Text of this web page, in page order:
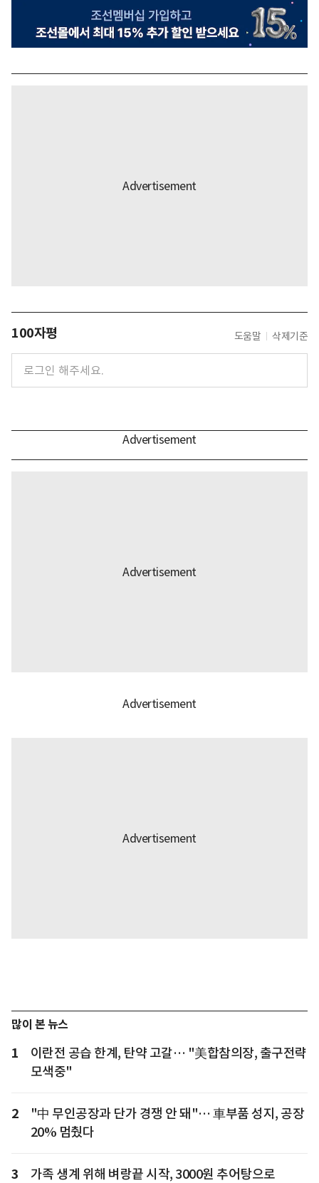
100자평 도움말 삭제기준
많이 본 뉴스
1
이란전 공습 한계, 탄약 고갈… "美합참의장, 출구전략
모색중"
2
"中 무인공장과 단가 경쟁 안 돼"… 車부품 성지, 공장
20% 멈췄다
3
가족 생계 위해 벼랑끝 시작, 3000원 추어탕으로